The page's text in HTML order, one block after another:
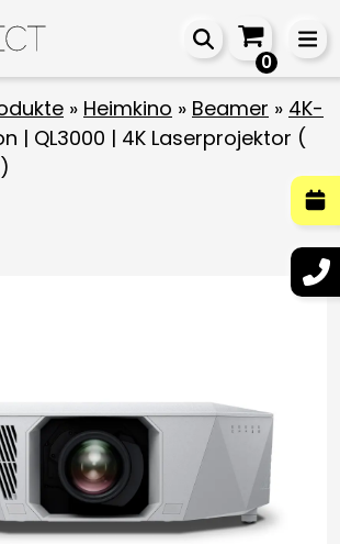
0
» Heimkino » Beamer » 4K-
| QL3000 | 4K Laserprojektor (